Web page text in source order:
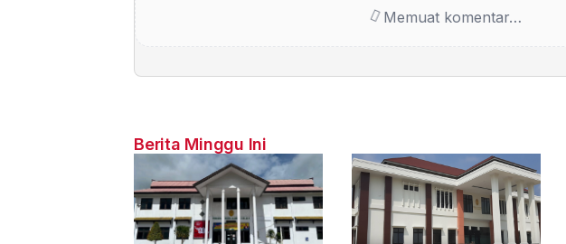
Memuat komentar…
Berita Minggu Ini